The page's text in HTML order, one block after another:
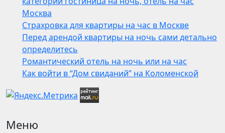
Москва
Страхровка для квартиры на час в Москве
Перед арендой квартиры на ночь сами детально
определитесь
Романтический отель на ночь или на час
Как войти в “Дом свиданий” на Коломенской
Меню